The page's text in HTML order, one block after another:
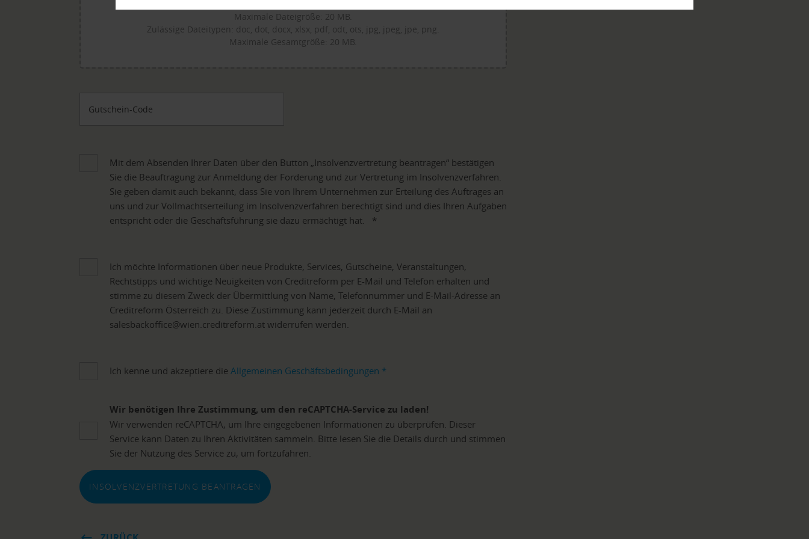
Maximale Dateigröße: 20 MB.
Zulässige Dateitypen: doc, dot, docx, xlsx, pdf, odt, ots, jpg, jpeg, jpe, png.
Maximale Gesamtgröße: 20 MB.
Gutschein-Code
Mit dem Absenden Ihrer Daten über den Button „Insolvenzvertretung beantragen“ bestätigen
Sie die Beauftragung zur Anmeldung der Forderung und zur Vertretung im Insolvenzverfahren.
Sie geben damit auch bekannt, dass Sie von Ihrem Unternehmen zur Erteilung des Auftrages an
uns und zur Vollmachtserteilung im Insolvenzverfahren berechtigt sind und dies Ihren Aufgaben
entspricht oder die Geschäftsführung sie dazu ermächtigt hat. *
Ich möchte Informationen über neue Produkte, Services, Gutscheine, Veranstaltungen,
Rechtstipps und wichtige Neuigkeiten von Creditreform per E-Mail und Telefon erhalten und
stimme zu diesem Zweck der Übermittlung von Name, Telefonnummer und E-Mail-Adresse an
Creditreform Österreich zu. Diese Zustimmung kann jederzeit durch E-Mail an
salesbackoffice@wien.creditreform.at widerrufen werden.
Ich kenne und akzeptiere die Allgemeinen Geschäftsbedingungen *
Wir benötigen Ihre Zustimmung, um den reCAPTCHA-Service zu laden!
Wir verwenden reCAPTCHA, um Ihre eingegebenen Informationen zu überprüfen. Dieser
Service kann Daten zu Ihren Aktivitäten sammeln. Bitte lesen Sie die Details durch und stimmen
Sie der Nutzung des Service zu, um fortzufahren.
INSOLVENZVERTRETUNG BEANTRAGEN